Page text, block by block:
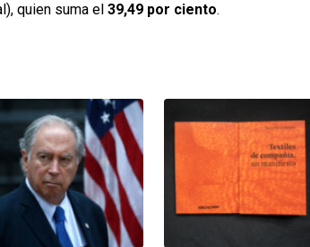
quien suma el 39,49 por ciento.